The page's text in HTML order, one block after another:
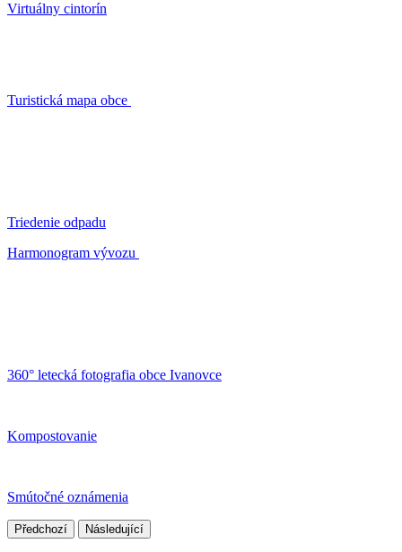
Virtuálny cintorín
Turistická mapa obce
Triedenie odpadu
Harmonogram vývozu
360° letecká fotografia obce Ivanovce
Kompostovanie
Smútočné oznámenia
Předchozí Následující